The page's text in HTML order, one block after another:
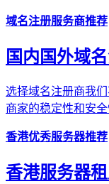
域名注册服务商推荐
国内国外域
选择域名注册商我
商家的稳定性和安
香港优秀服务器推荐
香港服务器